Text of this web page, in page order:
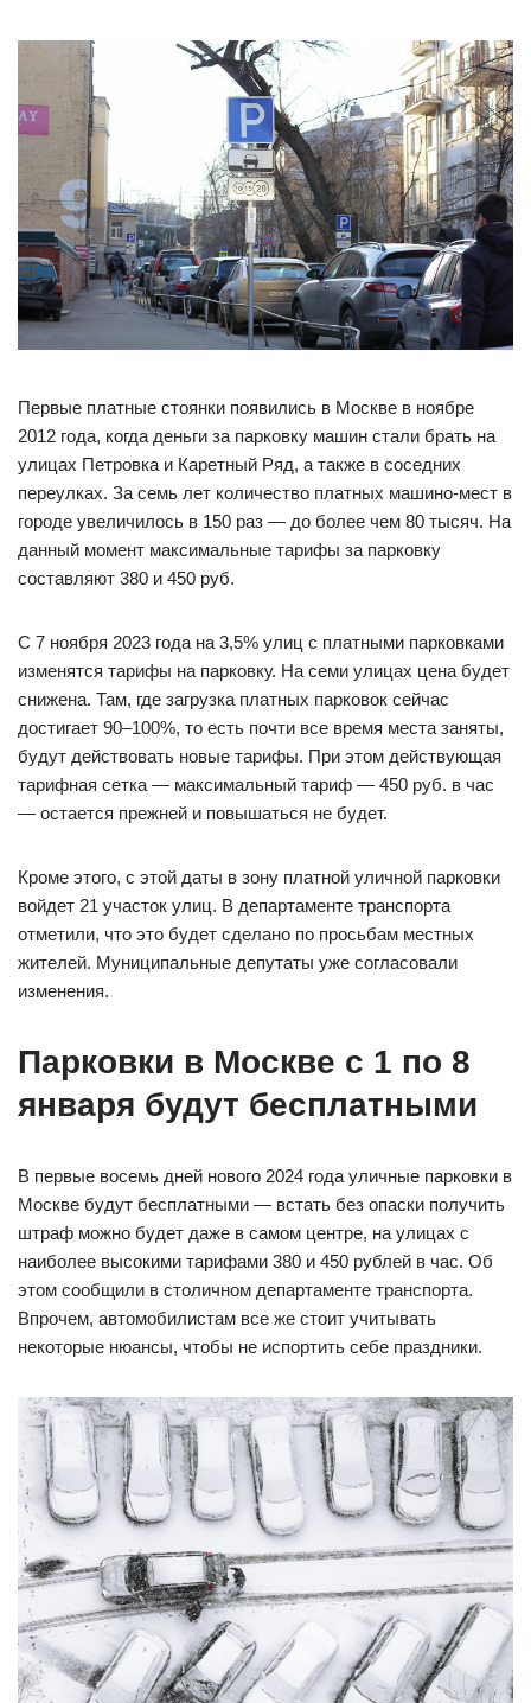
Первые платные стоянки появились в Москве в ноябре
2012 года, когда деньги за парковку машин стали брать на
улицах Петровка и Каретный Ряд, а также в соседних
переулках. За семь лет количество платных машино-мест в
городе увеличилось в 150 раз — до более чем 80 тысяч. На
данный момент максимальные тарифы за парковку
составляют 380 и 450 руб.
С 7 ноября 2023 года на 3,5% улиц с платными парковками
изменятся тарифы на парковку. На семи улицах цена будет
снижена. Там, где загрузка платных парковок сейчас
достигает 90–100%, то есть почти все время места заняты,
будут действовать новые тарифы. При этом действующая
тарифная сетка — максимальный тариф — 450 руб. в час
— остается прежней и повышаться не будет.
Кроме этого, с этой даты в зону платной уличной парковки
войдет 21 участок улиц. В департаменте транспорта
отметили, что это будет сделано по просьбам местных
жителей. Муниципальные депутаты уже согласовали
изменения.
Парковки в Москве с 1 по 8
января будут бесплатными
В первые восемь дней нового 2024 года уличные парковки в
Москве будут бесплатными — встать без опаски получить
штраф можно будет даже в самом центре, на улицах с
наиболее высокими тарифами 380 и 450 рублей в час. Об
этом сообщили в столичном департаменте транспорта.
Впрочем, автомобилистам все же стоит учитывать
некоторые нюансы, чтобы не испортить себе праздники.